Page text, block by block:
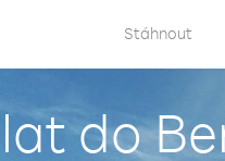
Stáhnout
do